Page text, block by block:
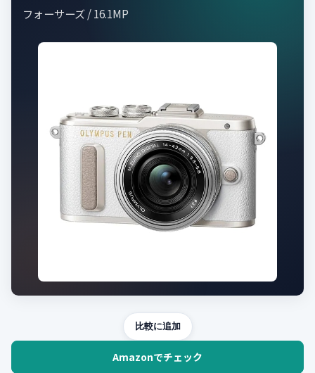
フォーサーズ / 16.1MP
比較に追加
Amazonでチェック